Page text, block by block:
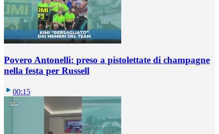
Povero Antonelli: preso a pistolettate di champagne
nella festa per Russell
00:15